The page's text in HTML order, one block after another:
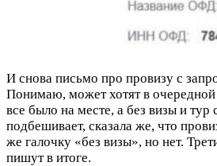
И снова письмо про провизу с
Понимаю, может хотят в очередной
все было на месте, а без визы и тур
подбешивает, сказала же, что
же галочку «без визы», но нет.
пишут в итоге.